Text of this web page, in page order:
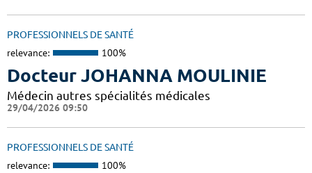
PROFESSIONNELS DE SANTÉ
relevance: 100%
Docteur JOHANNA MOULINIE
Médecin autres spécialités médicales
29/04/2026 09:50
PROFESSIONNELS DE SANTÉ
relevance: 100%